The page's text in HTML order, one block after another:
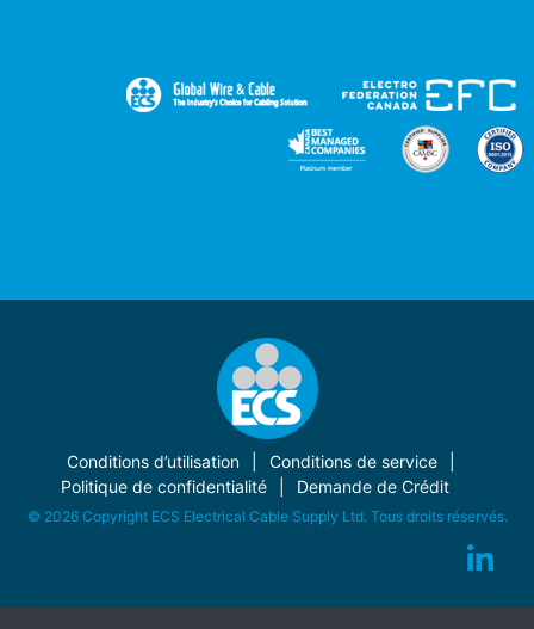
Conditions d’utilisation
Conditions de service
Politique de confidentialité
Demande de Crédit
© 2026 Copyright ECS Electrical Cable Supply Ltd. Tous droits réservés.